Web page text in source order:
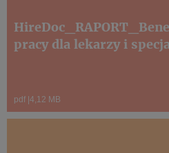
pracy dla lekarzy i
pdf 4,12 MB